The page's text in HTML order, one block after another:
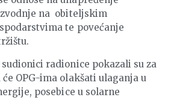
na obiteljskim
te povećanje
radionice pokazali su za
će OPG-ima olakšati ulaganja u
posebice u solarne